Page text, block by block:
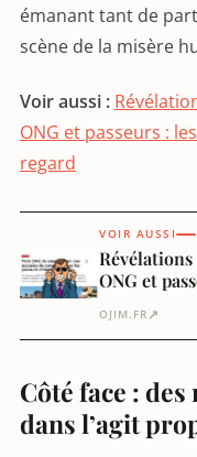
émanant tant de
scène de la misère
Voir aussi :
ONG et passeurs :
regard
VOIR AUSSI
ONG et
OJIM.FR ↗
Côté face :
dans l’agit